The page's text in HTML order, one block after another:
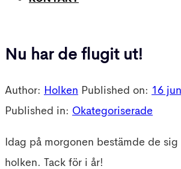
Nu har de flugit ut!
Author: Holken Published on: 16
Published in: Okategoriserade
Idag på morgonen bestämde de
holken. Tack för i år!